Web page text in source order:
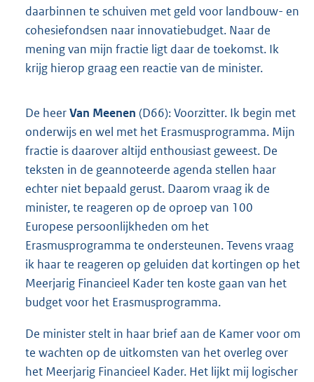
daarbinnen te schuiven met geld voor landbouw- en
cohesiefondsen naar innovatiebudget. Naar de
mening van mijn fractie ligt daar de toekomst. Ik
krijg hierop graag een reactie van de minister.
De heerVan Meenen (D66): Voorzitter. Ik begin met
onderwijs en wel met het Erasmusprogramma. Mijn
fractie is daarover altijd enthousiast geweest. De
teksten in de geannoteerde agenda stellen haar
echter niet bepaald gerust. Daarom vraag ik de
minister, te reageren op de oproep van 100
Europese persoonlijkheden om het
Erasmusprogramma te ondersteunen. Tevens vraag
ik haar te reageren op geluiden dat kortingen op het
Meerjarig Financieel Kader ten koste gaan van het
budget voor het Erasmusprogramma.
De minister stelt in haar brief aan de Kamer voor om
te wachten op de uitkomsten van het overleg over
het Meerjarig Financieel Kader. Het lijkt mij logischer